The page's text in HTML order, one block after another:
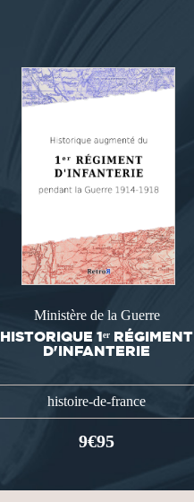
Ministère de la Guerre
HISTORIQUE 1ᵉʳ RÉGIMENT
D'INFANTERIE
histoire-de-france
9€95